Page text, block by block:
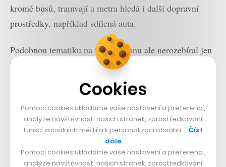
kromě busů, tramvají a metra hledá i další dopravní
prostředky, například sdílená auta.
Podobnou tematiku na Comic-Conu ale nerozebíral jen
Hřib. Na akci měl svůj stánek i přímo pražský dopravní
podnik, mohli jste si vyzkoušet simulátor tramvaje
anebo s ní rovnou projet hvězdnou bránou. Případně se
prostřednictvím virtuální reality podívat na vizi Prahy
budoucnosti na stánku FutureCity ve spolupráci
magistrátu a městských firem. Ten kromě představy pro
roky následující připomněl téžobrovské množství
Cookies
Pomocí cookies ukládáme vaše nastavení a preferencí,
analýze návštěvnosti našich stránek, zprostředkování
funkcí sociálních médií a k personalizaci obsahu … Číst
dále
Pomocí cookies ukládáme vaše nastavení a preferencí,
analýze návštěvnosti našich stránek, zprostředkování